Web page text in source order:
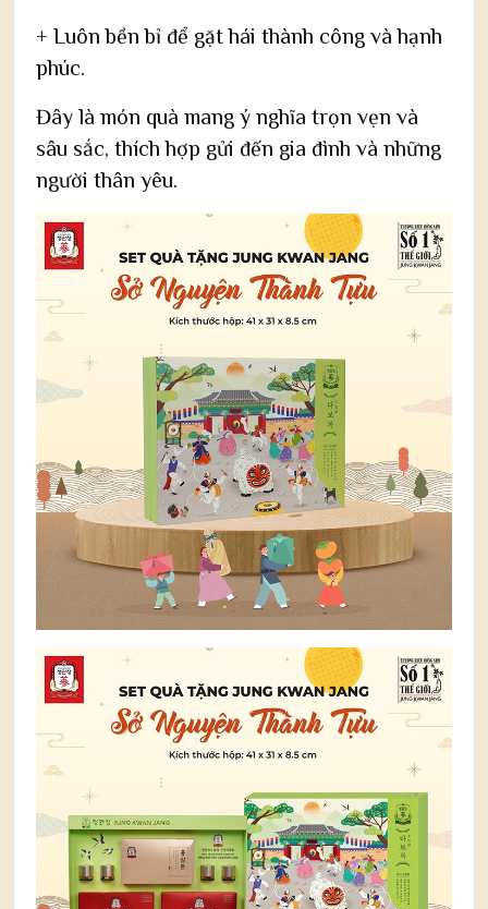
+ Luôn bền bỉ để gặt hái thành công và hạnh
phúc.
Đây là món quà mang ý nghĩa trọn vẹn và
sâu sắc, thích hợp gửi đến gia đình và những
người thân yêu.